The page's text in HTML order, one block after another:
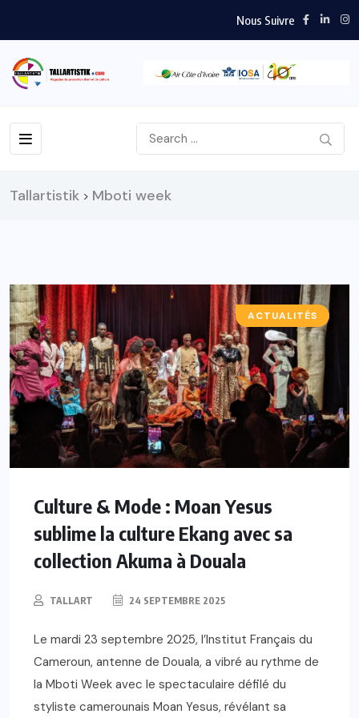
Nous Suivre
Tallartistik > Mboti week
A LA UNE
ACTUALITÉS
Culture & Mode : Moan Yesus
sublime la culture Ekang avec sa
collection Akuma à Douala
TALLART 24 SEPTEMBRE 2025
Le mardi 23 septembre 2025, l’Institut Français du
Cameroun, antenne de Douala, a vibré au rythme de
la Mboti Week avec le spectaculaire défilé du
styliste camerounais Moan Yesus, révélant sa